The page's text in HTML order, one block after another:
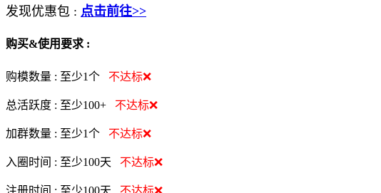
发现优惠包 : 点击前往>>
购买&使用要求 :
购模数量 : 至少1个 不达标❌
总活跃度 : 至少100+ 不达标❌
加群数量 : 至少1个 不达标❌
入圈时间 : 至少100天 不达标❌
注册时间 : 至少100天 不达标❌